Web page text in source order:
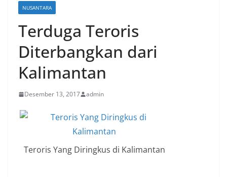
NUSANTARA
Terduga Teroris
Diterbangkan dari
Kalimantan
Desember 13, 2017 admin
Teroris Yang Diringkus di Kalimantan